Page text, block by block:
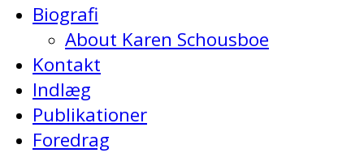
Biografi
About Karen Schousboe
Kontakt
Indlæg
Publikationer
Foredrag